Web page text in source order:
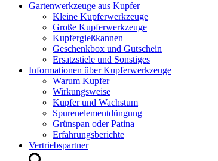
Gartenwerkzeuge aus Kupfer
Kleine Kupferwerkzeuge
Große Kupferwerkzeuge
Kupfergießkannen
Geschenkbox und Gutschein
Ersatzstiele und Sonstiges
Informationen über Kupferwerkzeuge
Warum Kupfer
Wirkungsweise
Kupfer und Wachstum
Spurenelementdüngung
Grünspan oder Patina
Erfahrungsberichte
Vertriebspartner